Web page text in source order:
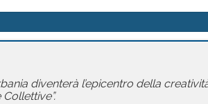
diventerà l’epicentro della